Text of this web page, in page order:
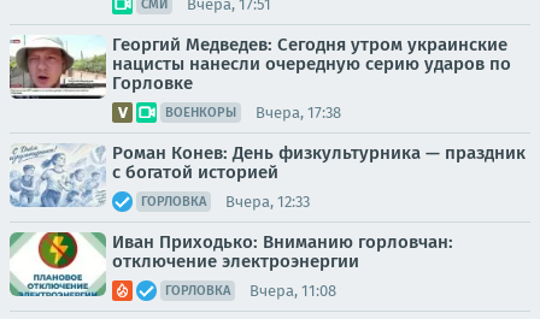
СМИ Вчера, 17:51
Георгий Медведев: Сегодня утром украинские
нацисты нанесли очередную серию ударов по
Горловке
ВОЕНКОРЫ Вчера, 17:38
Роман Конев: День физкультурника — праздник
с богатой историей
ГОРЛОВКА Вчера, 12:33
Иван Приходько: Вниманию горловчан:
отключение электроэнергии
ГОРЛОВКА Вчера, 11:08